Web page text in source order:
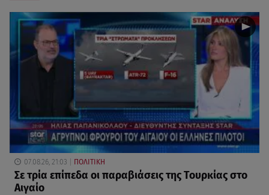
07.08.26, 21:03 ΠΟΛΙΤΙΚΗ
Σε τρία επίπεδα οι παραβιάσεις της Τουρκίας στο
Αιγαίο